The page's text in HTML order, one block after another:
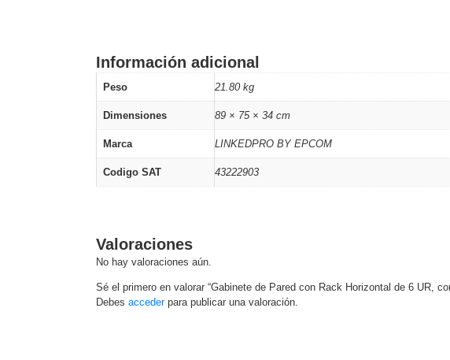
Información adicional
Peso 21.80 kg
Dimensiones 89 × 75 × 34 cm
Marca LINKEDPRO BY EPCOM
Codigo SAT 43222903
Valoraciones
No hay valoraciones aún.
Sé el primero en valorar “Gabinete de Pared con Rack Horizontal de 6 UR,
Debes accederpara publicar una valoración.